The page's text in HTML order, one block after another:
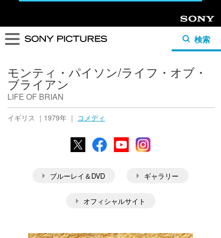
Sony
検索
モンティ・パイソン/ライフ・オブ・
ブライアン
LIFE OF BRIAN
イギリス ｜1979年 ｜ コメディ
X FacebookYouTubeInstagram
ブルーレイ＆DVD ギャラリー
オフィシャルサイト